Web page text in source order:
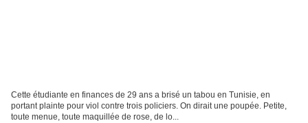
Cette étudiante en finances de 29 ans a brisé un tabou en Tunisie, en
portant plainte pour viol contre trois policiers. On dirait une poupée. Petite,
toute menue, toute maquillée de rose, de lo...